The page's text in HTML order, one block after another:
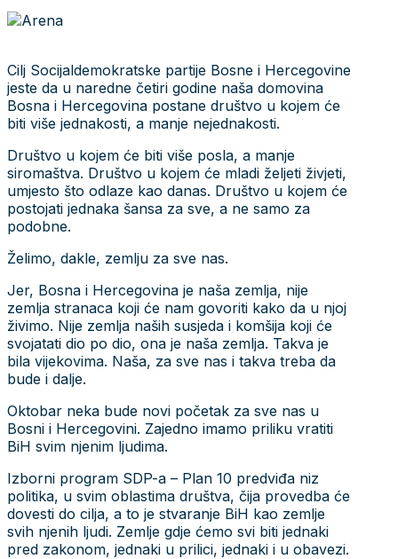
Cilj Socijaldemokratske partije Bosne i Hercegovine
jeste da u naredne četiri godine naša domovina
Bosna i Hercegovina postane društvo u kojem će
biti više jednakosti, a manje nejednakosti.
Društvo u kojem će biti više posla, a manje
siromaštva. Društvo u kojem će mladi željeti živjeti,
umjesto što odlaze kao danas. Društvo u kojem će
postojati jednaka šansa za sve, a ne samo za
podobne.
Želimo, dakle, zemlju za sve nas.
Jer, Bosna i Hercegovina je naša zemlja, nije
zemlja stranaca koji će nam govoriti kako da u njoj
živimo. Nije zemlja naših susjeda i komšija koji će
svojatati dio po dio, ona je naša zemlja. Takva je
bila vijekovima. Naša, za sve nas i takva treba da
bude i dalje.
Oktobar neka bude novi početak za sve nas u
Bosni i Hercegovini. Zajedno imamo priliku vratiti
BiH svim njenim ljudima.
Izborni program SDP-a – Plan 10 predviđa niz
politika, u svim oblastima društva, čija provedba će
dovesti do cilja, a to je stvaranje BiH kao zemlje
svih njenih ljudi. Zemlje gdje ćemo svi biti jednaki
pred zakonom, jednaki u prilici, jednaki i u obavezi.